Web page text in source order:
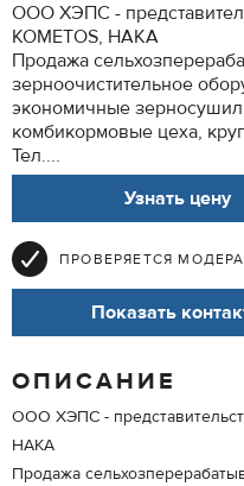
ООО ХЭПС -
KOMETOS, HAKA
Продажа
зерноочистительное
экономичные
комбикормовые цеха,
Тел....
Узнать цену
ПРОВЕРЯЕТСЯ
Показать
ОПИСАНИЕ
ООО ХЭПС -
HAKA
Продажа